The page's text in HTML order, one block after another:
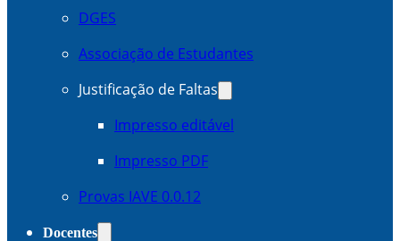
DGES
Associação de Estudantes
Justificação de Faltas
Impresso editável
Impresso PDF
Provas IAVE 0.0.12
Docentes